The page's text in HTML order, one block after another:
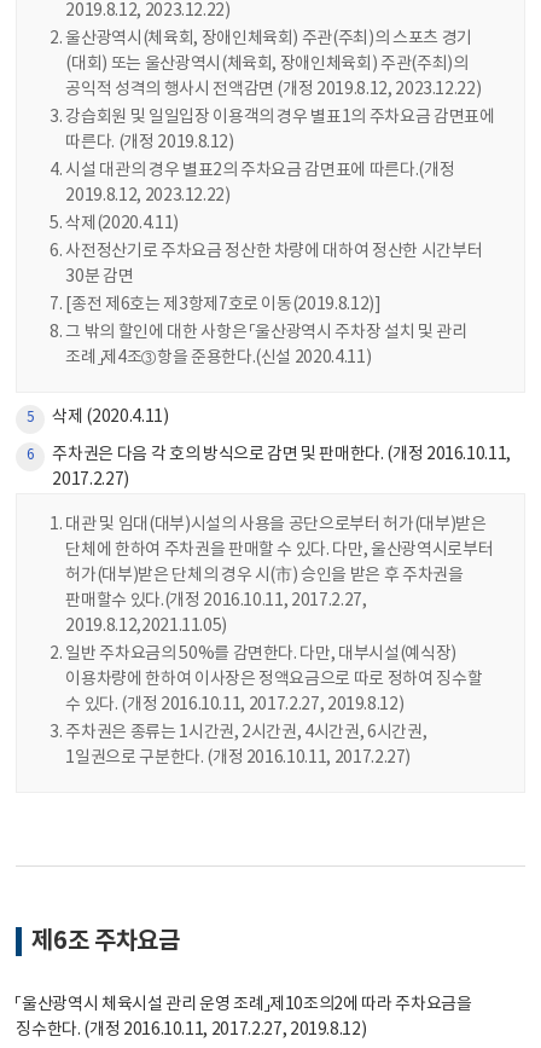
2019.8.12, 2023.12.22)
울산광역시(체육회, 장애인체육회) 주관(주최)의 스포츠 경기
(대회) 또는 울산광역시(체육회, 장애인체육회) 주관(주최)의
공익적 성격의 행사시 전액감면 (개정 2019.8.12, 2023.12.22)
강습회원 및 일일입장 이용객의 경우 별표1의 주차요금 감면표에
따른다. (개정 2019.8.12)
시설 대관의 경우 별표2의 주차요금 감면표에 따른다.(개정
2019.8.12, 2023.12.22)
삭제(2020.4.11)
사전정산기로 주차요금 정산한 차량에 대하여 정산한 시간부터
30분 감면
[종전 제6호는 제3항제7호로 이동(2019.8.12)]
그 밖의 할인에 대한 사항은 「울산광역시 주차장 설치 및 관리
조례」제4조③항을 준용한다.(신설 2020.4.11)
5 삭제 (2020.4.11)
6
주차권은 다음 각 호의 방식으로 감면 및 판매한다. (개정 2016.10.11,
2017.2.27)
대관 및 임대(대부)시설의 사용을 공단으로부터 허가(대부)받은
단체에 한하여 주차권을 판매할 수 있다. 다만, 울산광역시로부터
허가(대부)받은 단체의 경우 시(市) 승인을 받은 후 주차권을
판매할수 있다.(개정 2016.10.11, 2017.2.27,
2019.8.12,2021.11.05)
일반 주차요금의 50%를 감면한다. 다만, 대부시설(예식장)
이용차량에 한하여 이사장은 정액요금으로 따로 정하여 징수할
수 있다. (개정 2016.10.11, 2017.2.27, 2019.8.12)
주차권은 종류는 1시간권, 2시간권, 4시간권, 6시간권,
1일권으로 구분한다. (개정 2016.10.11, 2017.2.27)
제6조 주차요금
「울산광역시 체육시설 관리 운영 조례」제10조의2에 따라 주차요금을
징수한다. (개정 2016.10.11, 2017.2.27, 2019.8.12)